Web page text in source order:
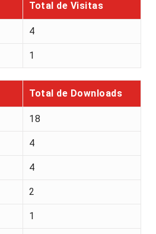
Total de Visitas
4
1
Total de Downloads
18
4
4
2
1